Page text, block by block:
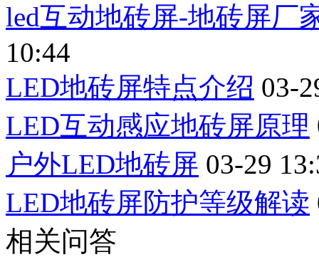
led互动地砖屏-地砖屏厂
10:44
LED地砖屏特点介绍 03-
LED互动感应地砖屏原理
户外LED地砖屏 03-29
LED地砖屏防护等级解读
相关问答